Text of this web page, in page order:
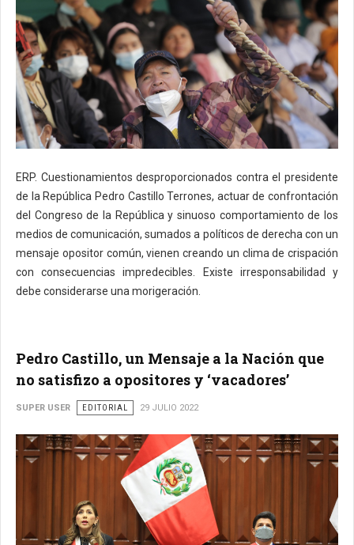
ERP. Cuestionamientos desproporcionados contra el presidente
de la República Pedro Castillo Terrones, actuar de confrontación
del Congreso de la República y sinuoso comportamiento de los
medios de comunicación, sumados a políticos de derecha con un
mensaje opositor común, vienen creando un clima de crispación
con consecuencias impredecibles. Existe irresponsabilidad y
debe considerarse una morigeración.
Pedro Castillo, un Mensaje a la Nación que
no satisfizo a opositores y ‘vacadores’
SUPER USER EDITORIAL 29 JULIO 2022